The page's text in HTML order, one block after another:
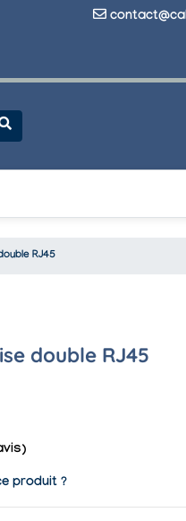
RJ45
double RJ45
produit ?